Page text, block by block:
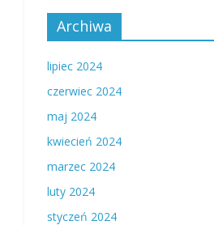
Archiwa
lipiec 2024
czerwiec 2024
maj 2024
kwiecień 2024
marzec 2024
luty 2024
styczeń 2024